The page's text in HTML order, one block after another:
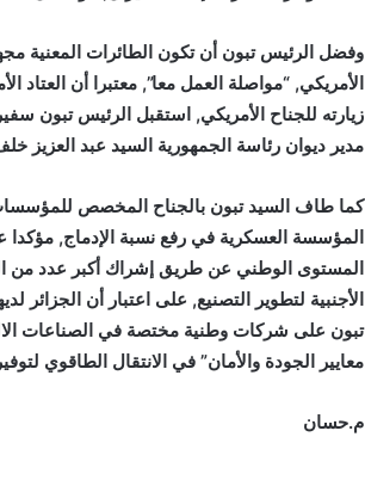
وفضل الرئيس تبون أن تكون الطائرات المعنية
الأمريكي, “مواصلة العمل معا”, معتبرا أن العتاد
زيارته للجناح الأمريكي, استقبل الرئيس تبون
مدير ديوان رئاسة الجمهورية السيد عبد العزيز
كما طاف السيد تبون بالجناح المخصص
المؤسسة العسكرية في رفع نسبة الإدماج,
المستوى الوطني عن طريق إشراك أكبر عدد من
الأجنبية لتطوير التصنيع, على اعتبار أن الجزائر
تبون على شركات وطنية مختصة في الصناعات
معايير الجودة والأمان” في الانتقال الطاقوي
م.حسان